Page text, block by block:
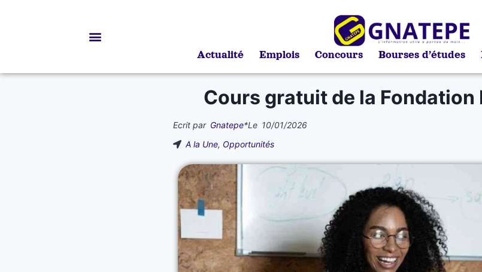
Actualité Emplois Concours Bourses d’études
Cours gratuit de la Fondation
Ecrit par Gnatepe*Le 10/01/2026
A la Une, Opportunités